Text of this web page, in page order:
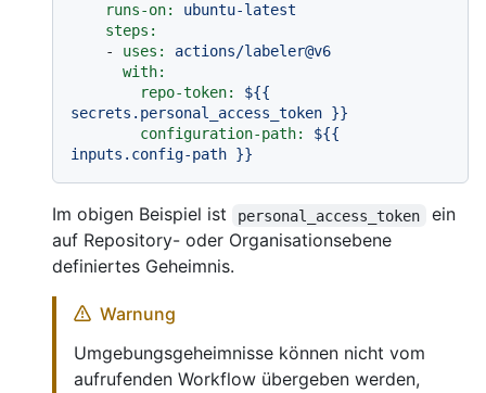
runs-on:
ubuntu-latest
steps:
-
uses:
actions/labeler@v6
with:
repo-token:
${{
secrets.personal_access_token }}
configuration-path:
${{
inputs.config-path }}
Im obigen Beispiel ist personal_access_token
ein
auf Repository- oder Organisationsebene
definiertes Geheimnis.
Warnung
Umgebungsgeheimnisse können nicht vom
aufrufenden Workflow übergeben werden,